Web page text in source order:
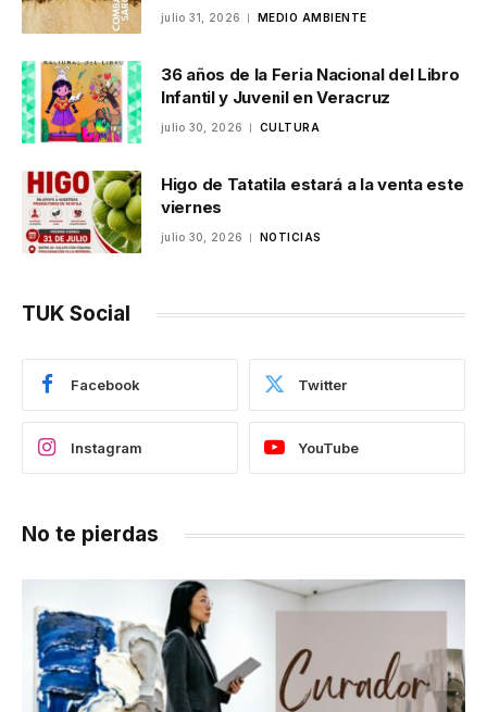
julio 31, 2026 MEDIO AMBIENTE
36 años de la Feria Nacional del Libro
Infantil y Juvenil en Veracruz
julio 30, 2026 CULTURA
Higo de Tatatila estará a la venta este
viernes
julio 30, 2026 NOTICIAS
TUK Social
Facebook Twitter
Instagram YouTube
No te pierdas